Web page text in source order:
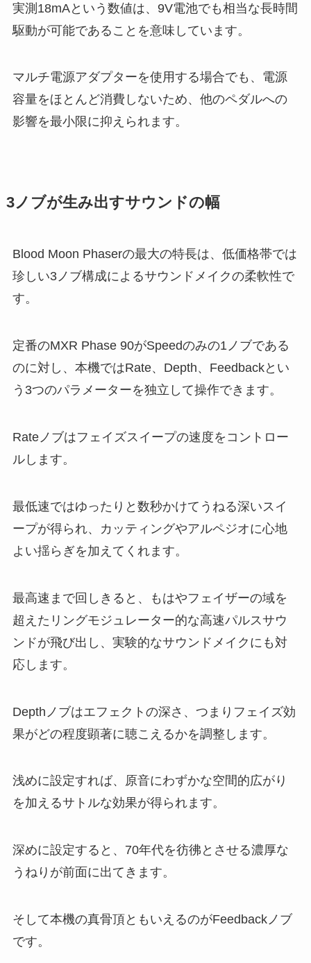
実測18mAという数値は、9V電池でも相当な長時間
駆動が可能であることを意味しています。
マルチ電源アダプターを使用する場合でも、電源
容量をほとんど消費しないため、他のペダルへの
影響を最小限に抑えられます。
3ノブが生み出すサウンドの幅
Blood Moon Phaserの最大の特長は、低価格帯では
珍しい3ノブ構成によるサウンドメイクの柔軟性で
す。
定番のMXR Phase 90がSpeedのみの1ノブである
のに対し、本機ではRate、Depth、Feedbackとい
う3つのパラメーターを独立して操作できます。
Rateノブはフェイズスイープの速度をコントロー
ルします。
最低速ではゆったりと数秒かけてうねる深いスイ
ープが得られ、カッティングやアルペジオに心地
よい揺らぎを加えてくれます。
最高速まで回しきると、もはやフェイザーの域を
超えたリングモジュレーター的な高速パルスサウ
ンドが飛び出し、実験的なサウンドメイクにも対
応します。
Depthノブはエフェクトの深さ、つまりフェイズ効
果がどの程度顕著に聴こえるかを調整します。
浅めに設定すれば、原音にわずかな空間的広がり
を加えるサトルな効果が得られます。
深めに設定すると、70年代を彷彿とさせる濃厚な
うねりが前面に出てきます。
そして本機の真骨頂ともいえるのがFeedbackノブ
です。